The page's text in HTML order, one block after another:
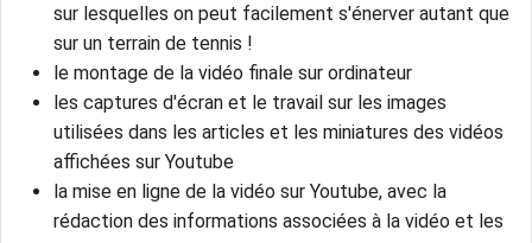
sur lesquelles on peut facilement s'énerver autant que
sur un terrain de tennis !
le montage de la vidéo finale sur ordinateur
les captures d'écran et le travail sur les images
utilisées dans les articles et les miniatures des vidéos
affichées sur Youtube
la mise en ligne de la vidéo sur Youtube, avec la
rédaction des informations associées à la vidéo et les